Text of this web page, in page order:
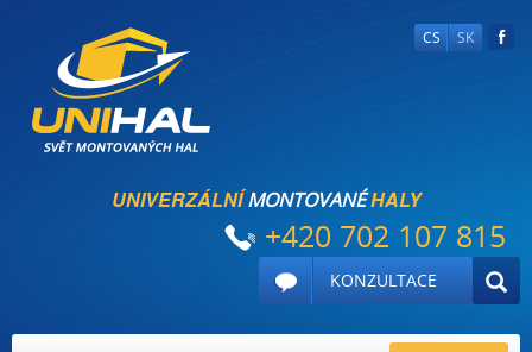
CS SK
UNIVERZÁLNÍMONTOVANÉHALY
+420 702 107 815
KONZULTACE